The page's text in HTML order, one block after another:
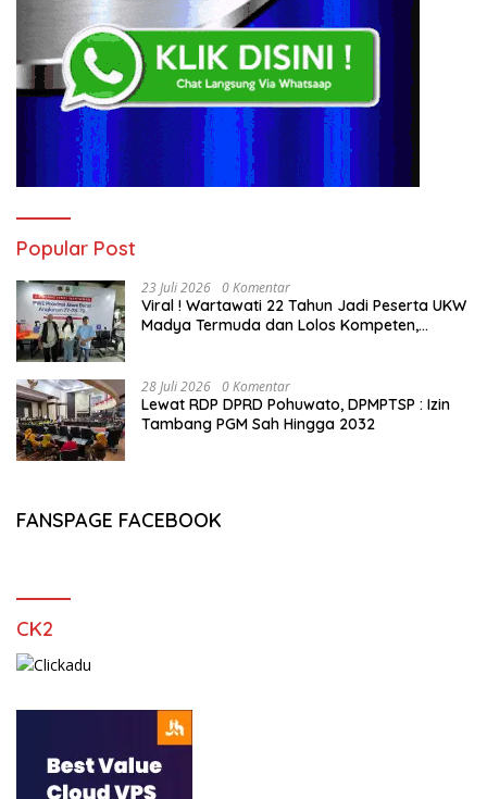
Popular Post
23 Juli 2026 0 Komentar
Viral ! Wartawati 22 Tahun Jadi Peserta UKW
Madya Termuda dan Lolos Kompeten,
28 Juli 2026 0 Komentar
Lewat RDP DPRD Pohuwato, DPMPTSP : Izin
Tambang PGM Sah Hingga 2032
FANSPAGE FACEBOOK
CK2